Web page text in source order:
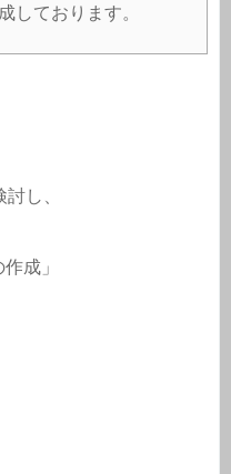
しております。
し、
成」